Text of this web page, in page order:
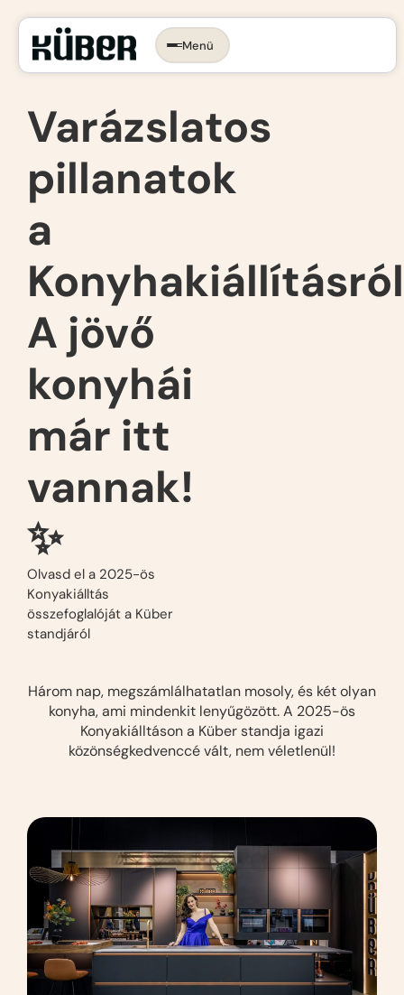
Menü
KONYHA, AMI
RÓLAD SZÓL.
Az ergonomikus konyha
Konyhastílusok
Konyhagépek, beépíthető készülékek
Belső megoldások
Munkalapok
VR konyhatervezés
Bemutatóterem
Varázslatos
pillanatok
a
A jövő
konyhái
már itt
vannak!
✨
Olvasd el a 2025-ös
Konyakiálltás
összefoglalóját a Küber
standjáról
Három nap, megszámlálhatatlan mosoly, és két olyan
konyha, ami mindenkit lenyűgözött. A 2025-ös
Konyakiálltáson a Küber standja igazi
közönségkedvenccé vált, nem véletlenül!